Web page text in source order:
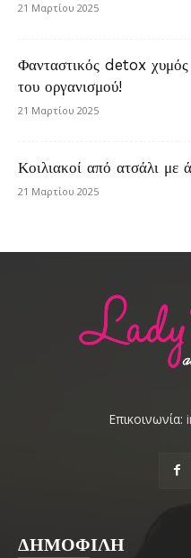
21 Μαρτίου 2025
Φανταστικός detox
του οργανισμού!
21 Μαρτίου 2025
Κοιλιακοί από ατσάλι
21 Μαρτίου 2025
Επικοινωνία:
ΔΗΜΟΦΙΛΗ